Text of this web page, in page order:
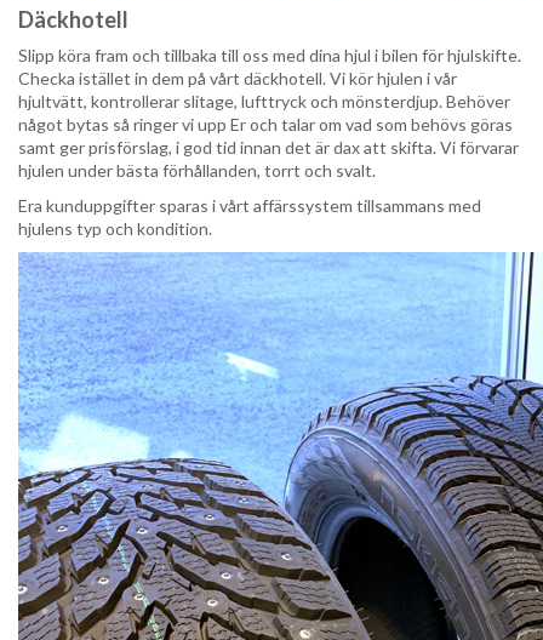
Däckhotell
Slipp köra fram och tillbaka till oss med dina hjul i bilen för hjulskifte.
Checka istället in dem på vårt däckhotell. Vi kör hjulen i vår
hjultvätt, kontrollerar slitage, lufttryck och mönsterdjup. Behöver
något bytas så ringer vi upp Er och talar om vad som behövs göras
samt ger prisförslag, i god tid innan det är dax att skifta. Vi förvarar
hjulen under bästa förhållanden, torrt och svalt.
Era kunduppgifter sparas i vårt affärssystem tillsammans med
hjulens typ och kondition.